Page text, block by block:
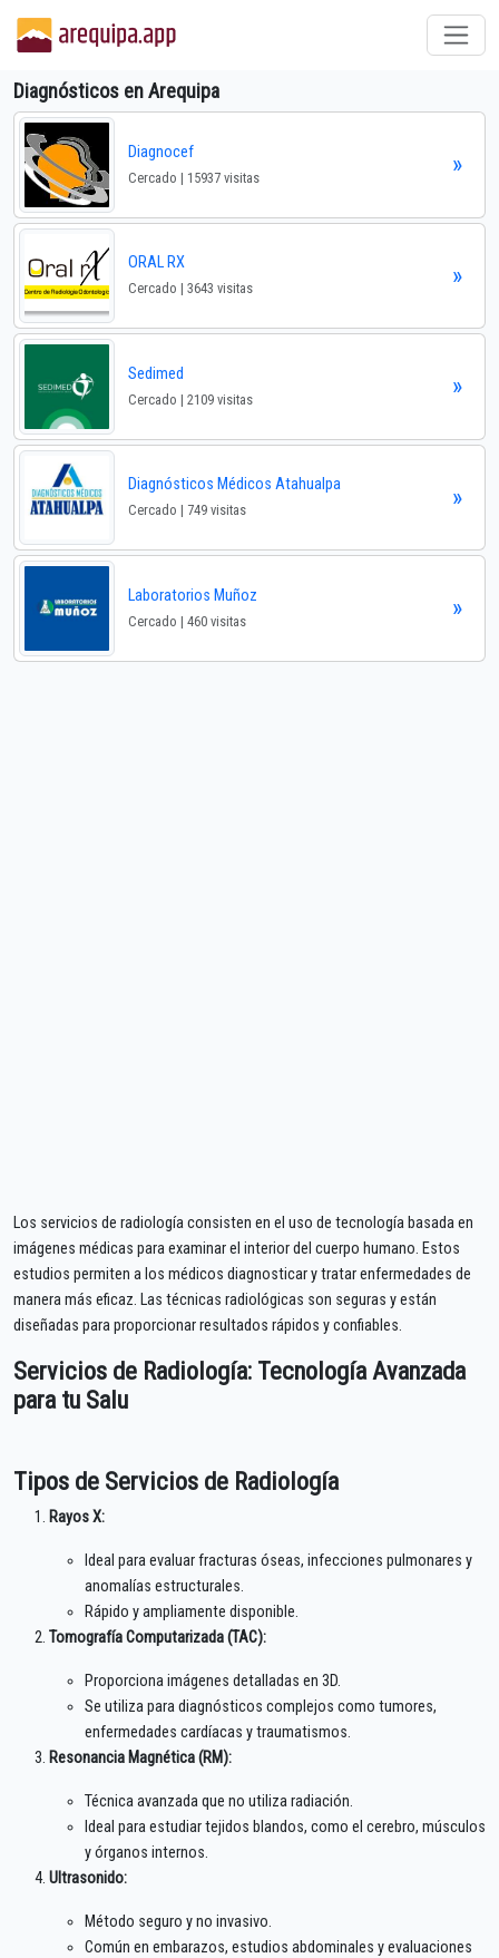
Diagnósticos en Arequipa
Diagnocef
Cercado | 15937 visitas »
ORAL RX
Cercado | 3643 visitas »
Sedimed
Cercado | 2109 visitas »
Diagnósticos Médicos Atahualpa
Cercado | 749 visitas »
Laboratorios Muñoz
Cercado | 460 visitas »
Los servicios de radiología consisten en el uso de tecnología basada en
imágenes médicas para examinar el interior del cuerpo humano. Estos
estudios permiten a los médicos diagnosticar y tratar enfermedades de
manera más eficaz. Las técnicas radiológicas son seguras y están
diseñadas para proporcionar resultados rápidos y confiables.
Servicios de Radiología: Tecnología Avanzada
para tu Salu
Tipos de Servicios de Radiología
Rayos X:
Ideal para evaluar fracturas óseas, infecciones pulmonares y
anomalías estructurales.
Rápido y ampliamente disponible.
Tomografía Computarizada (TAC):
Proporciona imágenes detalladas en 3D.
Se utiliza para diagnósticos complejos como tumores,
enfermedades cardíacas y traumatismos.
Resonancia Magnética (RM):
Técnica avanzada que no utiliza radiación.
Ideal para estudiar tejidos blandos, como el cerebro, músculos
y órganos internos.
Ultrasonido:
Método seguro y no invasivo.
Común en embarazos, estudios abdominales y evaluaciones